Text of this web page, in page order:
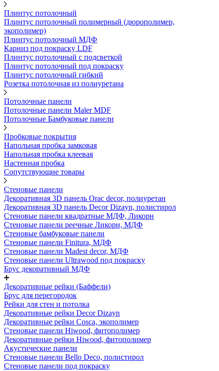
Плинтус потолочный
Плинтус потолочный полимерный (дюрополимер,
экополимер)
Плинтус потолочный МДФ
Карниз под покраску LDF
Плинтус потолочный с подсветкой
Плинтус потолочный под покраску
Плинтус потолочный гибкий
Розетка потолочная из полиуретана
Потолочные панели
Потолочные панели Maler MDF
Потолочные Бамбуковые панели
Пробковые покрытия
Напольная пробка замковая
Напольная пробка клеевая
Настенная пробка
Сопутствующие товары
Стеновые панели
Декоративная 3D панель Orac decor, полиуретан
Декоративная 3D панель Decor Dizayn, полистирол
Стеновые панели квадратные МДФ, Ликорн
Стеновые панели реечные Ликорн, МДФ
Стеновые бамбуковые панели
Стеновые панели Finitura, МДФ
Стеновые панели Madest decor, МДФ
Стеновые панели Ultrawood под покраску
Брус декоративный МДФ
Декоративные рейки (Баффели)
Брус для перегородок
Рейки для стен и потолка
Декоративные рейки Decor Dizayn
Декоративные рейки Cosca, экополимер
Стеновые панели Hiwood, фитополимер
Декоративные рейки Hiwood, фитополимер
Акустические панели
Стеновые панели Bello Deco, полистирол
Стеновые панели под покраску